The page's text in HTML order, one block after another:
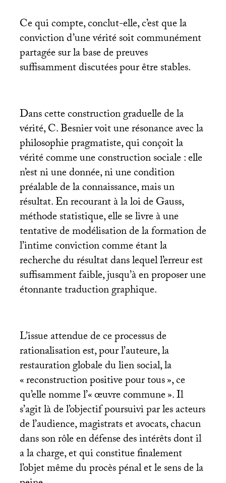
Ce qui compte, conclut-elle, c’est que la
conviction d’une vérité soit communément
partagée sur la base de preuves
suffisamment discutées pour être stables.
Dans cette construction graduelle de la
vérité, C. Besnier voit une résonance avec la
philosophie pragmatiste, qui conçoit la
vérité comme une construction sociale : elle
n’est ni une donnée, ni une condition
préalable de la connaissance, mais un
résultat. En recourant à la loi de Gauss,
méthode statistique, elle se livre à une
tentative de modélisation de la formation de
l’intime conviction comme étant la
recherche du résultat dans lequel l’erreur est
suffisamment faible, jusqu’à en proposer une
étonnante traduction graphique.
L’issue attendue de ce processus de
rationalisation est, pour l’auteure, la
restauration globale du lien social, la
«reconstruction positive pour tous», ce
qu’elle nomme l’«œuvre commune». Il
s’agit là de l’objectif poursuivi par les acteurs
de l’audience, magistrats et avocats, chacun
dans son rôle en défense des intérêts dont il
a la charge, et qui constitue finalement
l’objet même du procès pénal et le sens de la